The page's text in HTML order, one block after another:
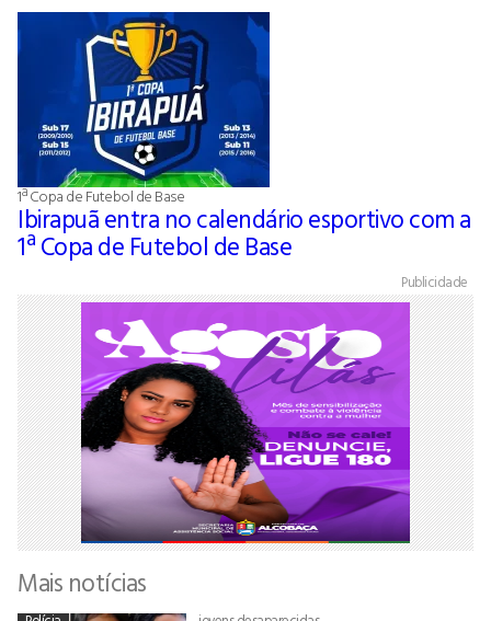
1ª Copa de Futebol de Base
Ibirapuã entra no calendário esportivo com a
1ª Copa de Futebol de Base
Publicidade
Mais notícias